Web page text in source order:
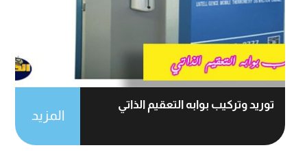
توريد وتركيب بوابه التعقيم الذاتي
المزيد